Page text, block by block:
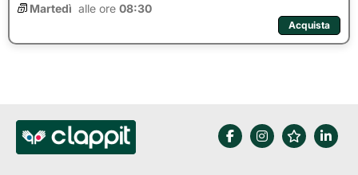
Martedì alle ore 08:30
Acquista